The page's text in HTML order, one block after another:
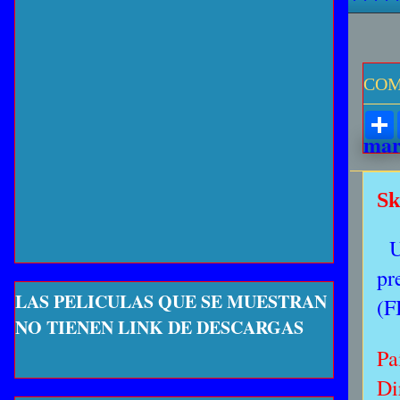
r
LAS PELICULAS QUE SE MUESTRAN
NO TIENEN LINK DE DESCARGAS